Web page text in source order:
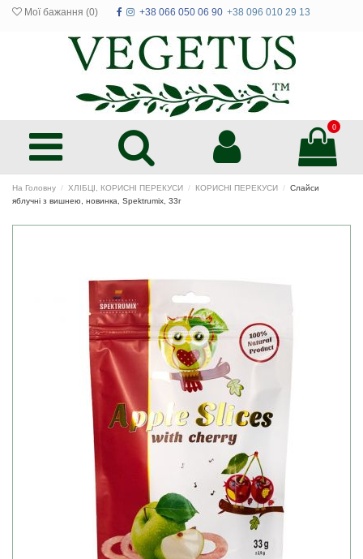
Мої бажання (0) +38 066 050 06 90 +38 096 010 29 13
0
На Головну ХЛІБЦІ, КОРИСНІ ПЕРЕКУСИ КОРИСНІ ПЕРЕКУСИ
Слайси
яблучні з вишнею, новинка, Spektrumix, 33г